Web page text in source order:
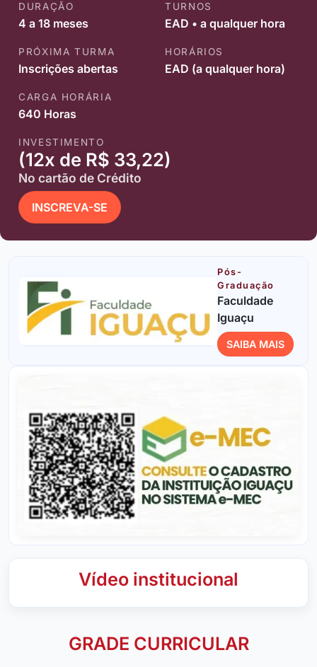
DURAÇÃO
4 a 18 meses
TURNOS
EAD • a qualquer hora
PRÓXIMA TURMA
Inscrições abertas
HORÁRIOS
EAD (a qualquer hora)
CARGA HORÁRIA
640 Horas
INVESTIMENTO
(12x de R$ 33,22)
No cartão de Crédito
INSCREVA-SE
Pós-
Graduação
Faculdade
Iguaçu
SAIBA MAIS
Vídeo institucional
GRADE CURRICULAR